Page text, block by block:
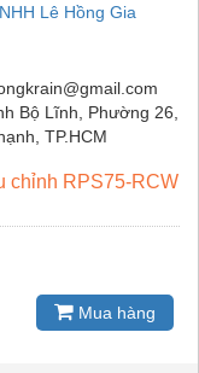
Lê Hồng Gia
Bộ Lĩnh, Phường 26,
TP.HCM
chỉnh RPS75-RCW
Mua hàng